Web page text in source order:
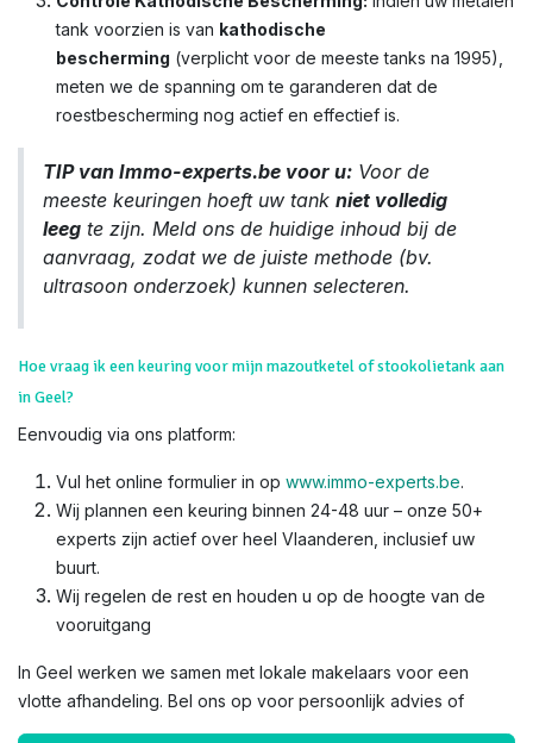
tank voorzien is van kathodische
bescherming (verplicht voor de meeste tanks na 1995),
meten we de spanning om te garanderen dat de
roestbescherming nog actief en effectief is.
TIP van Immo-experts.be voor u: Voor de
meeste keuringen hoeft uw tank niet volledig
leeg te zijn. Meld ons de huidige inhoud bij de
aanvraag, zodat we de juiste methode (bv.
ultrasoon onderzoek) kunnen selecteren.
Hoe vraag ik een keuring voor mijn mazoutketel of stookolietank aan
in Geel?
Eenvoudig via ons platform:
Vul het online formulier in op www.immo-experts.be.
Wij plannen een keuring binnen 24-48 uur – onze 50+
experts zijn actief over heel Vlaanderen, inclusief uw
buurt.
Wij regelen de rest en houden u op de hoogte van de
vooruitgang
In Geel werken we samen met lokale makelaars voor een
vlotte afhandeling. Bel ons op voor persoonlijk advies of